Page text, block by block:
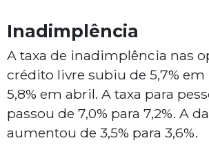
Inadimplência
A taxa de inadimplência nas
crédito livre subiu de 5,7% em
5,8% em abril. A taxa para
passou de 7,0% para 7,2%. A
aumentou de 3,5% para 3,6%.